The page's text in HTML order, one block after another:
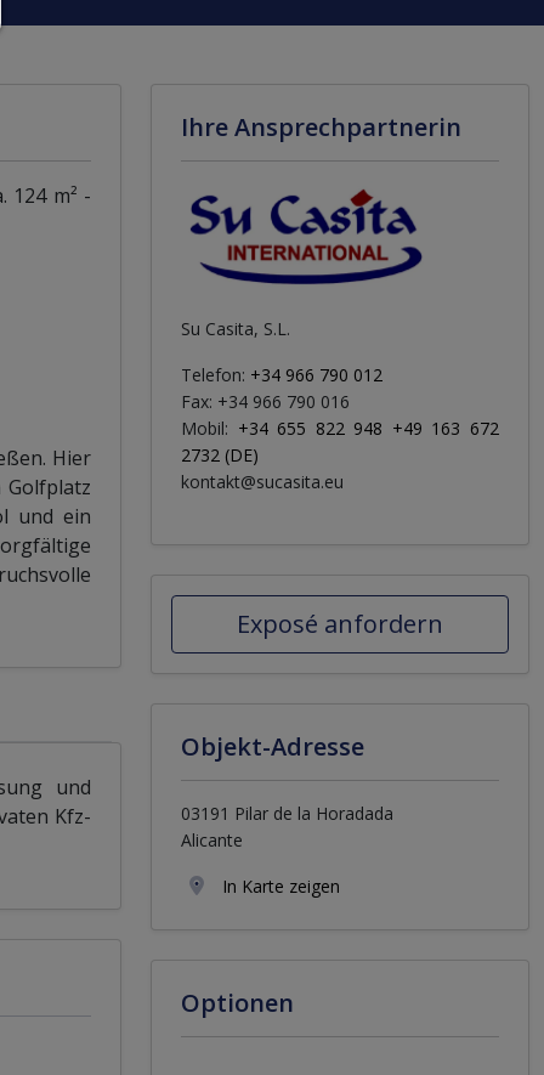
124 m² -
Hier
und ein
und
Kfz-
Ihre Ansprechpartnerin
Su Casita, S.L.
Telefon: +34 966 790 012
Fax: +34 966 790 016
Mobil: +34 655 822 948 +49 163 672
2732 (DE)
kontakt@sucasita.eu
Exposé anfordern
Objekt-Adresse
03191 Pilar de la Horadada
Alicante
In Karte zeigen
Optionen